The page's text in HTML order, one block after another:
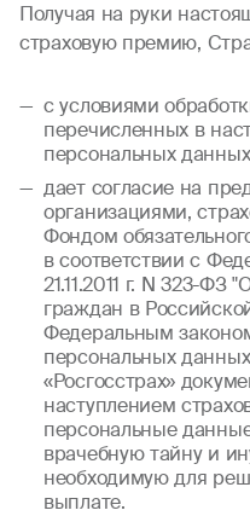
Получая на руки
страховую премию,
с условиями
перечисленных в
персональных
дает согласие на
организациями,
Фондом
в соответствии с
21.11.2011 г. N 323-ФЗ
граждан в
Федеральным
персональных
«Росгосстрах»
наступлением
персональные
врачебную тайну и
необходимую для
выплате.